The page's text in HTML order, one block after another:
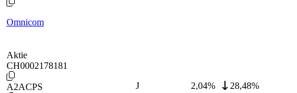
Omnicom
Aktie
CH0002178181
A2ACPS J 2,04% 28,48%